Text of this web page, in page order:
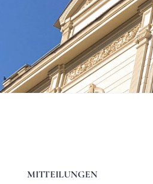
MITTEILUNGEN